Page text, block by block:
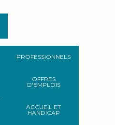
PROFESSIONNELS
OFFRES
D'EMPLOIS
ACCUEIL ET
HANDICAP